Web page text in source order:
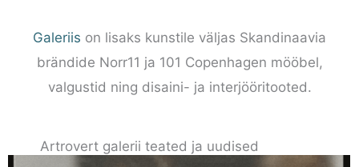
Galeriis on lisaks kunstile väljas Skandinaavia
brändide Norr11 ja 101 Copenhagen mööbel,
valgustid ning disaini- ja interjööritooted.
Artrovert galerii teated ja uudised